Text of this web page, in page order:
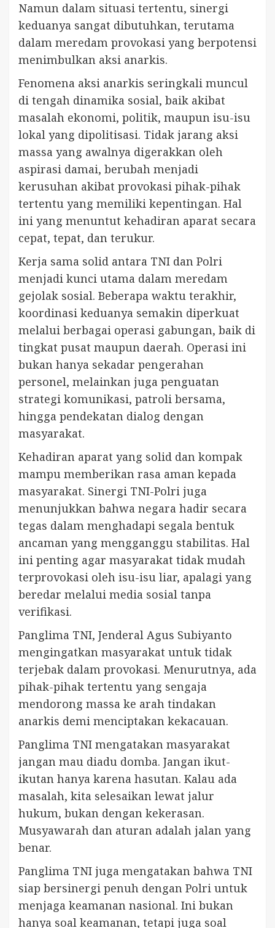
Namun dalam situasi tertentu, sinergi
keduanya sangat dibutuhkan, terutama
dalam meredam provokasi yang berpotensi
menimbulkan aksi anarkis.
Fenomena aksi anarkis seringkali muncul
di tengah dinamika sosial, baik akibat
masalah ekonomi, politik, maupun isu-isu
lokal yang dipolitisasi. Tidak jarang aksi
massa yang awalnya digerakkan oleh
aspirasi damai, berubah menjadi
kerusuhan akibat provokasi pihak-pihak
tertentu yang memiliki kepentingan. Hal
ini yang menuntut kehadiran aparat secara
cepat, tepat, dan terukur.
Kerja sama solid antara TNI dan Polri
menjadi kunci utama dalam meredam
gejolak sosial. Beberapa waktu terakhir,
koordinasi keduanya semakin diperkuat
melalui berbagai operasi gabungan, baik di
tingkat pusat maupun daerah. Operasi ini
bukan hanya sekadar pengerahan
personel, melainkan juga penguatan
strategi komunikasi, patroli bersama,
hingga pendekatan dialog dengan
masyarakat.
Kehadiran aparat yang solid dan kompak
mampu memberikan rasa aman kepada
masyarakat. Sinergi TNI-Polri juga
menunjukkan bahwa negara hadir secara
tegas dalam menghadapi segala bentuk
ancaman yang mengganggu stabilitas. Hal
ini penting agar masyarakat tidak mudah
terprovokasi oleh isu-isu liar, apalagi yang
beredar melalui media sosial tanpa
verifikasi.
Panglima TNI, Jenderal Agus Subiyanto
mengingatkan masyarakat untuk tidak
terjebak dalam provokasi. Menurutnya, ada
pihak-pihak tertentu yang sengaja
mendorong massa ke arah tindakan
anarkis demi menciptakan kekacauan.
Panglima TNI mengatakan masyarakat
jangan mau diadu domba. Jangan ikut-
ikutan hanya karena hasutan. Kalau ada
masalah, kita selesaikan lewat jalur
hukum, bukan dengan kekerasan.
Musyawarah dan aturan adalah jalan yang
benar.
Panglima TNI juga mengatakan bahwa TNI
siap bersinergi penuh dengan Polri untuk
menjaga keamanan nasional. Ini bukan
hanya soal keamanan, tetapi juga soal